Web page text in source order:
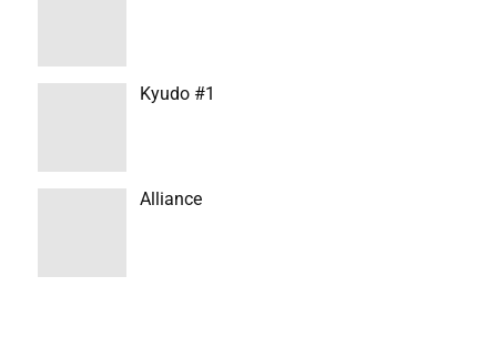
Kyudo #1
Alliance